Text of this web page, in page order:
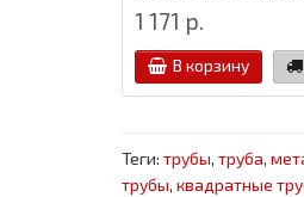
1 171 р.
В корзину
Теги: трубы, труба,
трубы, квадратные